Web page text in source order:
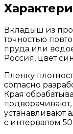
Вкладыш из
точностью
пруда или
Россия, цвет
Пленку
согласно
Края
с интервалом